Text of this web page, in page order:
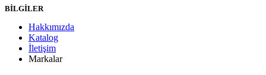
BİLGİLER
Hakkımızda
Katalog
İletişim
Markalar